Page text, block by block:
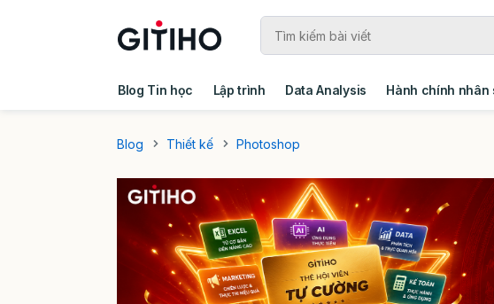
Blog Tin học Lập trình Data Analysis Hành chính nhân
Blog
Thiết kế Photoshop